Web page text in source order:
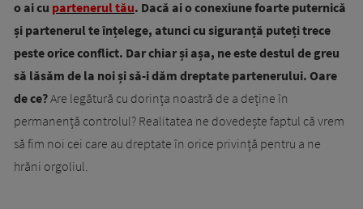
o ai cu partenerul tău. Dacă ai o conexiune foarte puternică
și partenerul te înțelege, atunci cu siguranță puteți trece
peste orice conflict. Dar chiar și așa, ne este destul de greu
să lăsăm de la noi și să-i dăm dreptate partenerului. Oare
de ce?Are legătură cu dorința noastră de a deține în
permanență controlul? Realitatea ne dovedește faptul că vrem
să fim noi cei care au dreptate în orice privință pentru a ne
hrăni orgoliul.